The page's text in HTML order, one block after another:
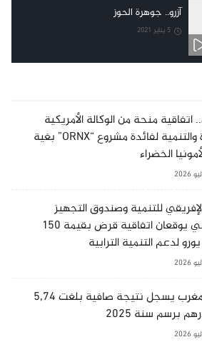
آزرو.. جوهرة الحوز
5 يناير 2021
اتفاقية منحة من الوكالة الأمريكية
للتجارة والتنمية لفائدة مشروع “ORNX” بغية
الخضراء
للتنمية وصندوق التجهيز
الجماعي يوقعان اتفاقية قرض بقيمة 150
لدعم التنمية الترابية
بنك المغرب يسجل نتيجة صافية بلغت 5,74
برسم سنة 2025